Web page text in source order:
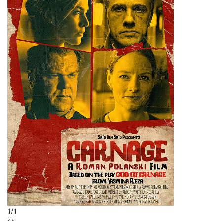
Saving Grace B. Jones
Are You There Chelsea?
Hung
Flying Lessons
Satin
The Levenger Tapes
1/1